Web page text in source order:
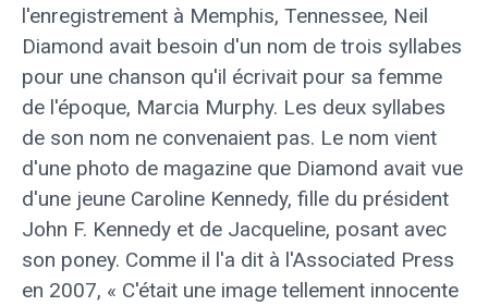
l'enregistrement à Memphis, Tennessee, Neil
Diamond avait besoin d'un nom de trois syllabes
pour une chanson qu'il écrivait pour sa femme
de l'époque, Marcia Murphy. Les deux syllabes
de son nom ne convenaient pas. Le nom vient
d'une photo de magazine que Diamond avait vue
d'une jeune Caroline Kennedy, fille du président
John F. Kennedy et de Jacqueline, posant avec
son poney. Comme il l'a dit à l'Associated Press
en 2007, « C'était une image tellement innocente